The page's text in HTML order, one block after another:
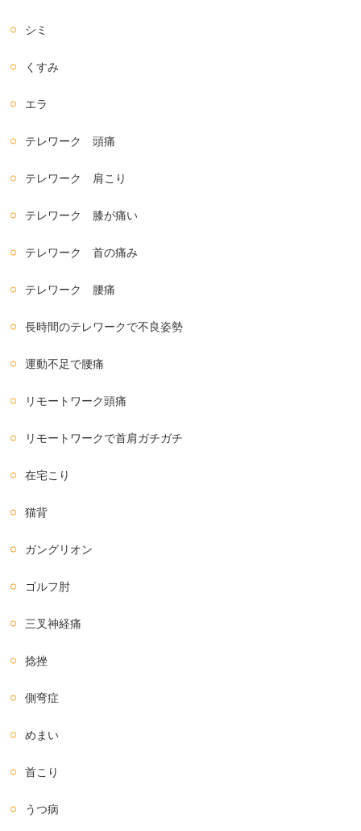
シミ
くすみ
エラ
テレワーク 頭痛
テレワーク 肩こり
テレワーク 膝が痛い
テレワーク 首の痛み
テレワーク 腰痛
長時間のテレワークで不良姿勢
運動不足で腰痛
リモートワーク頭痛
リモートワークで首肩ガチガチ
在宅こり
猫背
ガングリオン
ゴルフ肘
三叉神経痛
捻挫
側弯症
めまい
首こり
うつ病